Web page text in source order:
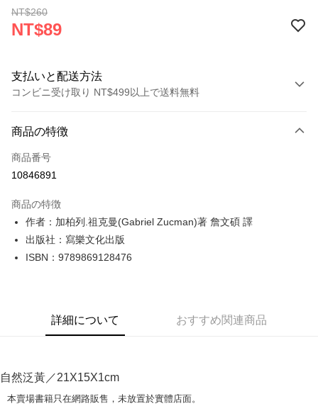
NT$260
NT$89
支払いと配送方法
コンビニ受け取り NT$499以上で送料無料
クレジットカード1回払い
コンビニ店頭代金引換
Apple Pay
JKOPAY
【OP Pay Later 使用説明】
1. 本サービスは台湾大哥大によって提供され、台湾大哥大のユーザーは追
AFTEE代金後払い
商品の特徴
商品番号
10846891
商品の特徴
作者：加柏列.祖克曼(Gabriel Zucman)著 詹文碩 譯
出版社：寫樂文化出版
ISBN：9789869128476
詳細について おすすめ関連商品
自然泛黃／21X15X1cm
本賣場書籍只在網路販售，未放置於實體店面。